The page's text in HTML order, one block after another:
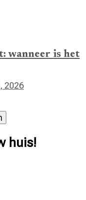
wanneer is het
2026
huis!